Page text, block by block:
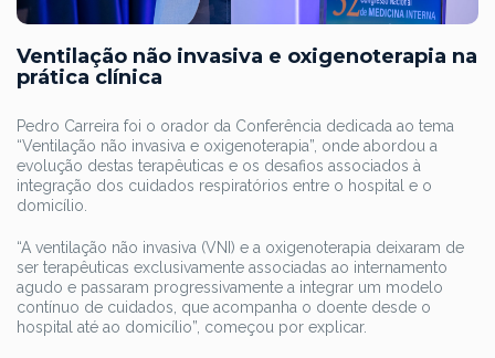
Ventilação não invasiva e oxigenoterapia na
prática clínica
Pedro Carreira foi o orador da Conferência dedicada ao tema
“Ventilação não invasiva e oxigenoterapia”, onde abordou a
evolução destas terapêuticas e os desafios associados à
integração dos cuidados respiratórios entre o hospital e o
domicílio.
“A ventilação não invasiva (VNI) e a oxigenoterapia deixaram de
ser terapêuticas exclusivamente associadas ao internamento
agudo e passaram progressivamente a integrar um modelo
contínuo de cuidados, que acompanha o doente desde o
hospital até ao domicílio”, começou por explicar.